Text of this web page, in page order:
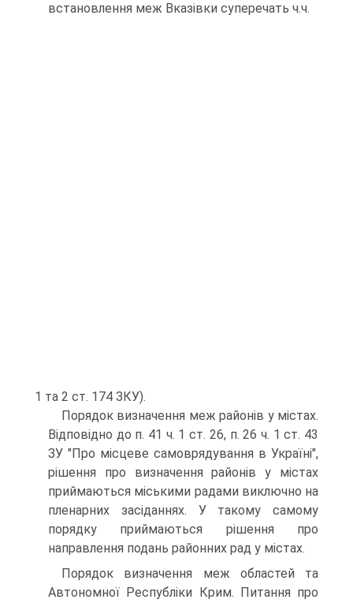
встанов­лення меж Вказівки суперечать ч.ч.
1 та 2 ст. 174 ЗКУ).
Порядок визначення меж районів у містах.
Відповідно до п. 41 ч. 1 ст. 26, п. 26 ч. 1 ст. 43
ЗУ "Про місцеве самоврядування в Україні",
рішення про визначення районів у містах
приймаються міськими радами виключно на
пленарних засіданнях. У такому самому
порядку приймаються рішення про
направлення подань районних рад у містах.
Порядок визначення меж областей та
Автономної Республіки Крим. Питання про